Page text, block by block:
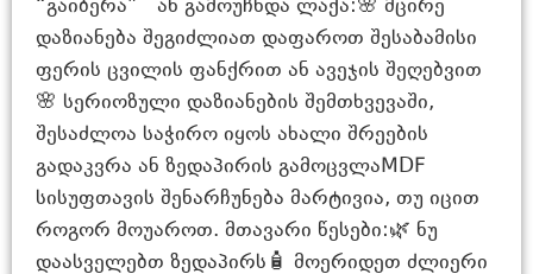
“გაიბერა” ან გამოუჩნდა ლაქა:🌸 მცირე
დაზიანება შეგიძლიათ დაფაროთ შესაბამისი
ფერის ცვილის ფანქრით ან ავეჯის შეღებვით
🌸 სერიოზული დაზიანების შემთხვევაში,
შესაძლოა საჭირო იყოს ახალი შრეების
გადაკვრა ან ზედაპირის გამოცვლაMDF
სისუფთავის შენარჩუნება მარტივია, თუ იცით
როგორ მოუაროთ. მთავარი წესები:🌿 ნუ
დაასველებთ ზედაპირს🧴 მოერიდეთ ძლიერი